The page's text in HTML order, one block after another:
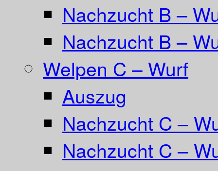
Nachzucht B –
Nachzucht B –
Welpen C – Wurf
Auszug
Nachzucht C –
Nachzucht C –